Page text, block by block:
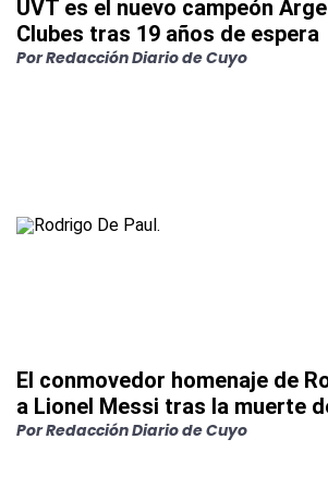
UVT es el nuevo campeón
Clubes tras 19 años de espera
PorRedacción Diario de Cuyo
El conmovedor homenaje de
a Lionel Messi tras la muerte
PorRedacción Diario de Cuyo